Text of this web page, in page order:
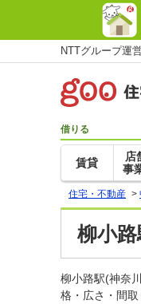
NTTグループ運
借りる
賃貸
店
事
住宅・不動産 >
柳小
柳小路駅(神奈
格・広さ・間